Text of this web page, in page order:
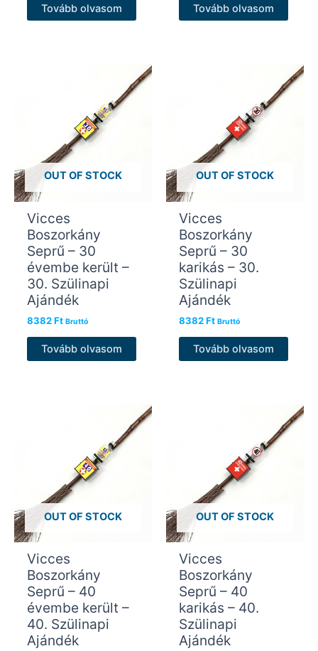
Tovább olvasom Tovább olvasom
OUT OF STOCK
Vicces
Boszorkány
Seprű – 30
évembe került –
30. Szülinapi
Ajándék
8382Ft Bruttó
Tovább olvasom
OUT OF STOCK
Vicces
Boszorkány
Seprű – 30
karikás – 30.
Szülinapi
Ajándék
8382Ft Bruttó
Tovább olvasom
OUT OF STOCK
Vicces
Boszorkány
Seprű – 40
évembe került –
40. Szülinapi
Ajándék
OUT OF STOCK
Vicces
Boszorkány
Seprű – 40
karikás – 40.
Szülinapi
Ajándék